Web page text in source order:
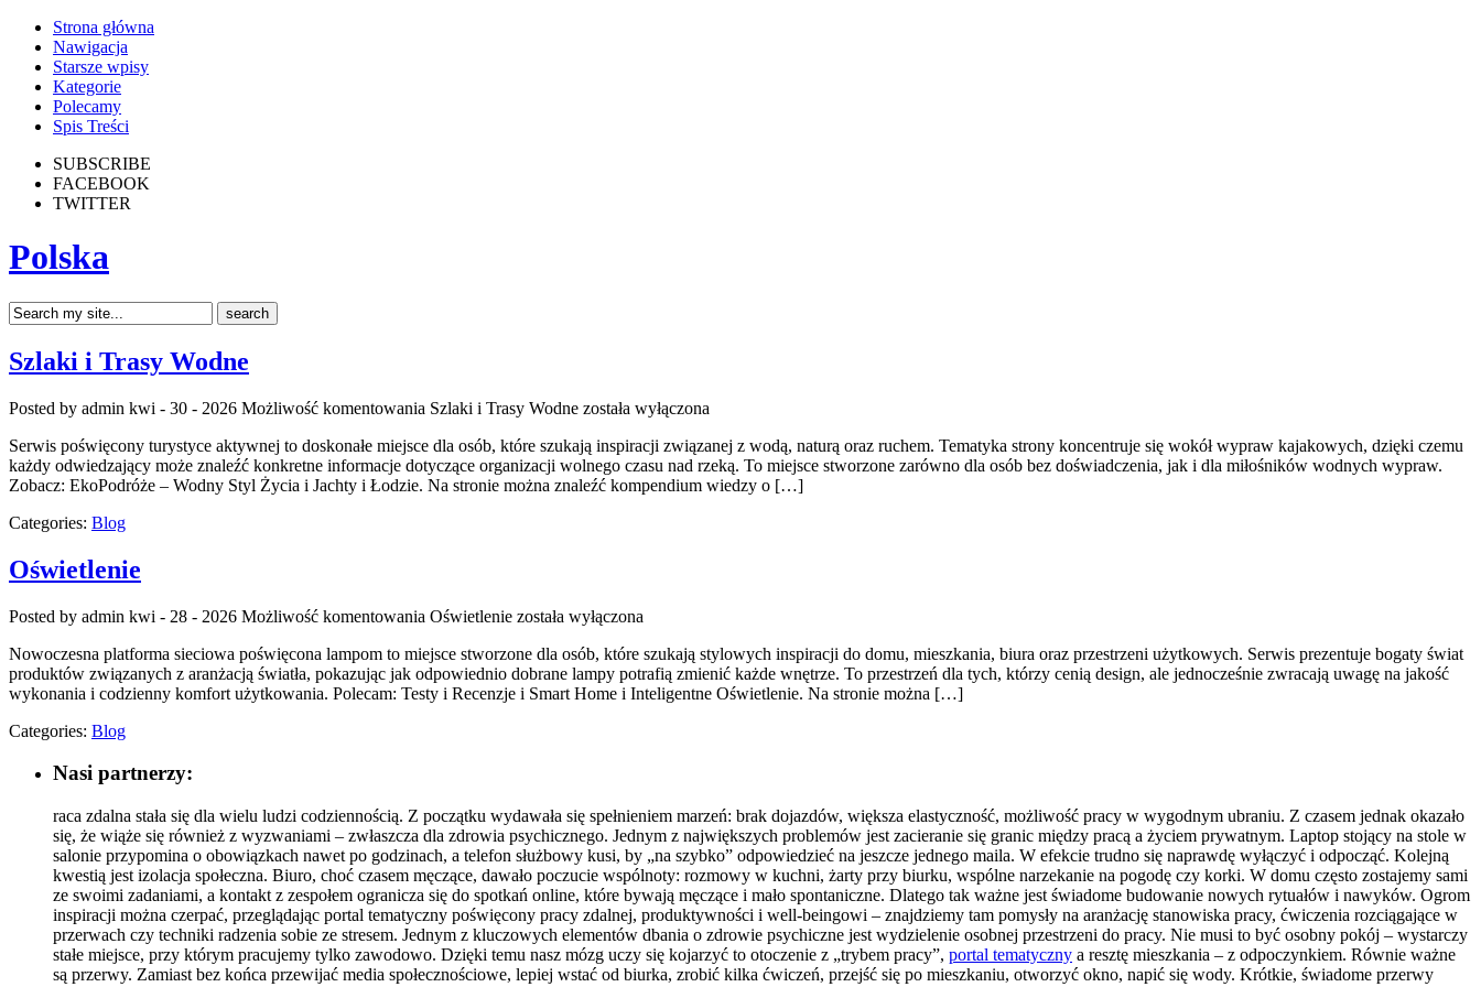
Strona główna
Nawigacja
Starsze wpisy
Kategorie
Polecamy
Spis Treści
SUBSCRIBE
FACEBOOK
TWITTER
Polska
Szlaki i Trasy Wodne
Posted by admin kwi - 30 - 2026 Możliwość komentowania Szlaki i Trasy Wodne została wyłączona
Serwis poświęcony turystyce aktywnej to doskonałe miejsce dla osób, które szukają inspiracji związanej z wodą, naturą oraz ruchem. Tematyka strony koncentruje się wokół wypraw kajakowych, dzięki czemu
każdy odwiedzający może znaleźć konkretne informacje dotyczące organizacji wolnego czasu nad rzeką. To miejsce stworzone zarówno dla osób bez doświadczenia, jak i dla miłośników wodnych wypraw.
Zobacz: EkoPodróże – Wodny Styl Życia i Jachty i Łodzie. Na stronie można znaleźć kompendium wiedzy o […]
Categories: Blog
Oświetlenie
Posted by admin kwi - 28 - 2026 Możliwość komentowania Oświetlenie została wyłączona
Nowoczesna platforma sieciowa poświęcona lampom to miejsce stworzone dla osób, które szukają stylowych inspiracji do domu, mieszkania, biura oraz przestrzeni użytkowych. Serwis prezentuje bogaty świat
produktów związanych z aranżacją światła, pokazując jak odpowiednio dobrane lampy potrafią zmienić każde wnętrze. To przestrzeń dla tych, którzy cenią design, ale jednocześnie zwracają uwagę na jakość
wykonania i codzienny komfort użytkowania. Polecam: Testy i Recenzje i Smart Home i Inteligentne Oświetlenie. Na stronie można […]
Categories: Blog
Nasi partnerzy:
raca zdalna stała się dla wielu ludzi codziennością. Z początku wydawała się spełnieniem marzeń: brak dojazdów, większa elastyczność, możliwość pracy w wygodnym ubraniu. Z czasem jednak okazało
się, że wiąże się również z wyzwaniami – zwłaszcza dla zdrowia psychicznego. Jednym z największych problemów jest zacieranie się granic między pracą a życiem prywatnym. Laptop stojący na stole w
salonie przypomina o obowiązkach nawet po godzinach, a telefon służbowy kusi, by „na szybko” odpowiedzieć na jeszcze jednego maila. W efekcie trudno się naprawdę wyłączyć i odpocząć. Kolejną
kwestią jest izolacja społeczna. Biuro, choć czasem męczące, dawało poczucie wspólnoty: rozmowy w kuchni, żarty przy biurku, wspólne narzekanie na pogodę czy korki. W domu często zostajemy sami
ze swoimi zadaniami, a kontakt z zespołem ogranicza się do spotkań online, które bywają męczące i mało spontaniczne. Dlatego tak ważne jest świadome budowanie nowych rytuałów i nawyków. Ogrom
inspiracji można czerpać, przeglądając portal tematyczny poświęcony pracy zdalnej, produktywności i well-beingowi – znajdziemy tam pomysły na aranżację stanowiska pracy, ćwiczenia rozciągające w
przerwach czy techniki radzenia sobie ze stresem. Jednym z kluczowych elementów dbania o zdrowie psychiczne jest wydzielenie osobnej przestrzeni do pracy. Nie musi to być osobny pokój – wystarczy
stałe miejsce, przy którym pracujemy tylko zawodowo. Dzięki temu nasz mózg uczy się kojarzyć to otoczenie z „trybem pracy”, portal tematyczny a resztę mieszkania – z odpoczynkiem. Równie ważne
są przerwy. Zamiast bez końca przewijać media społecznościowe, lepiej wstać od biurka, zrobić kilka ćwiczeń, przejść się po mieszkaniu, otworzyć okno, napić się wody. Krótkie, świadome przerwy